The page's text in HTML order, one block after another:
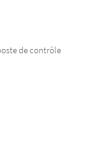
de contrôle